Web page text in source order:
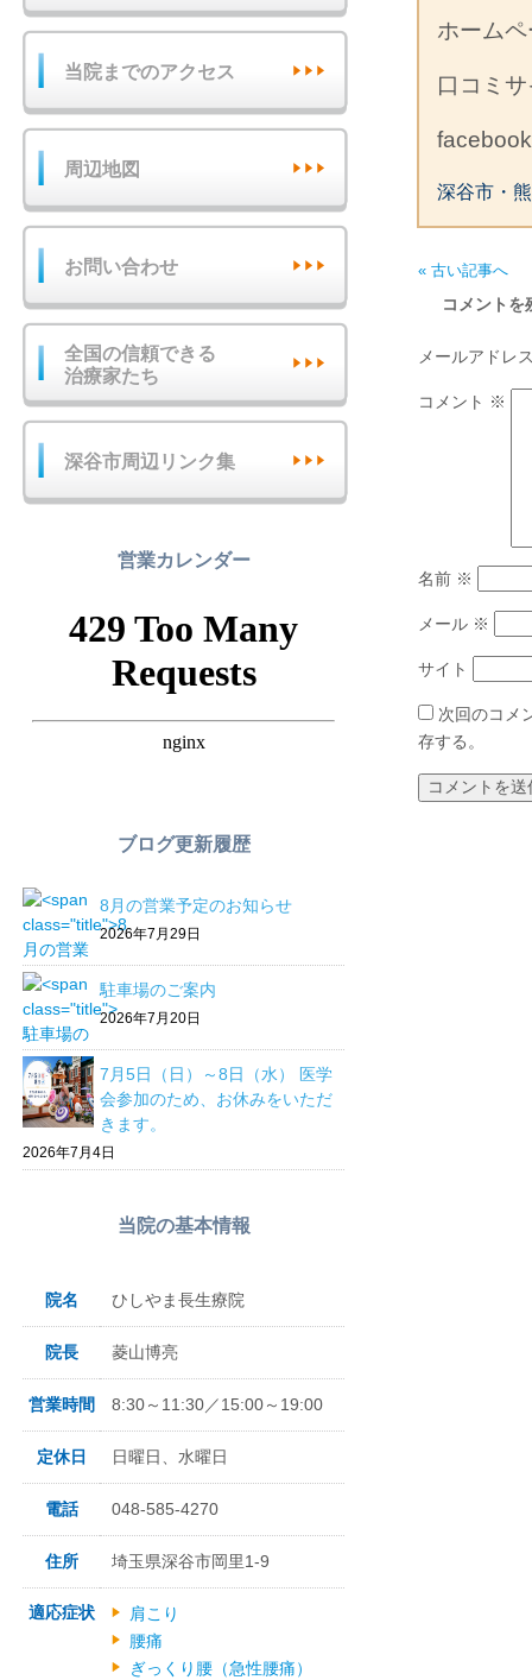
ホーム
口コミ
深谷市・
« 古い記事へ
コメントを
メールアドレ
コメント ※
名前 ※
メール ※
サイト
次回のコメ
存する。
当院までのアクセス
周辺地図
お問い合わせ
全国の信頼できる
治療家たち
深谷市周辺リンク集
営業カレンダー
ブログ更新履歴
8月の営業予定のお知らせ
2026年7月29日
駐車場のご案内
2026年7月20日
7月5日（日）～8日（水） 医学
会参加のため、お休みをいただ
きます。
2026年7月4日
当院の基本情報
院名 ひしやま長生療院
院長 菱山博亮
営業時間 8:30～11:30／15:00～19:00
定休日 日曜日、水曜日
電話 048-585-4270
住所 埼玉県深谷市岡里1-9
適応症状
肩こり
腰痛
ぎっくり腰（急性腰痛）